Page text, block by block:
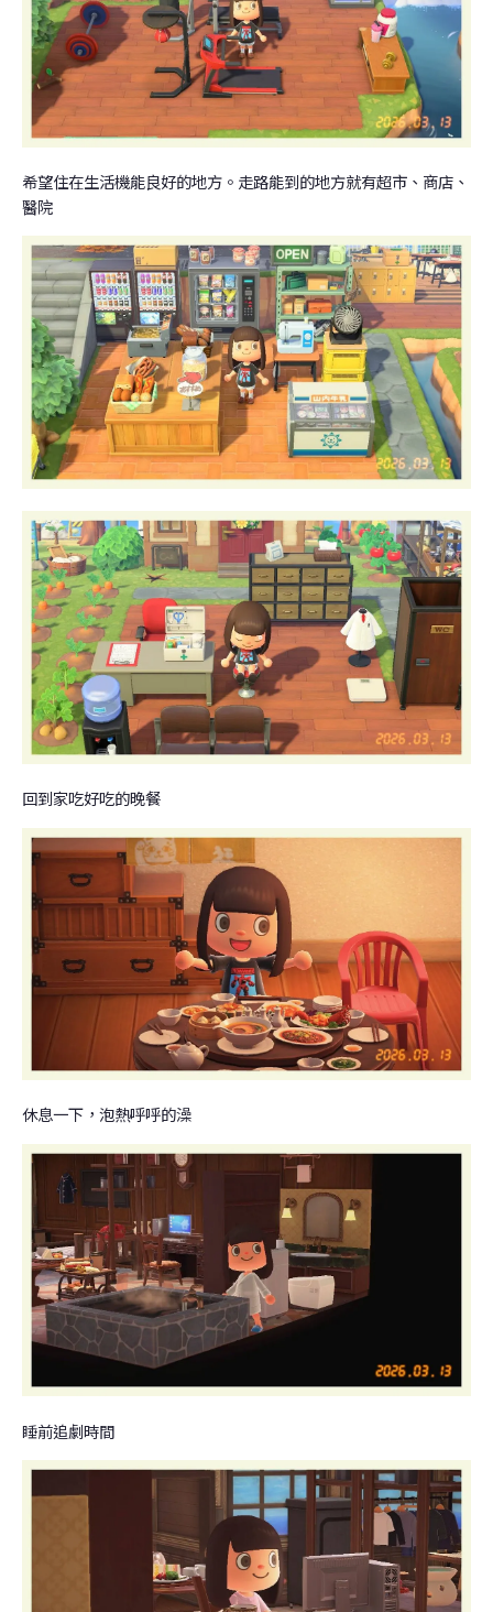
希望住在生活機能良好的地方。走路能到的地方就有超市、商店、
醫院
回到家吃好吃的晚餐
休息一下，泡熱呼呼的澡
睡前追劇時間